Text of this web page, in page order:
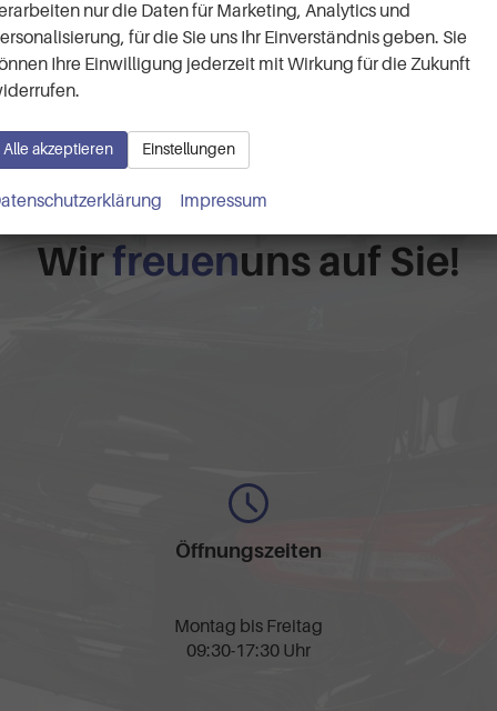
Kontaktaufnahme
wir Ihnen behilflich
Wirfreuenuns auf Sie!
Öffnungszeiten
Montag bis Freitag
09:30-17:30 Uhr
nur die Daten für Marketing, Analytics und
für die Sie uns Ihr Einverständnis geben. Sie
Ihre Einwilligung jederzeit mit Wirkung für die Zukunft
Alle akzeptieren Einstellungen
Impressum